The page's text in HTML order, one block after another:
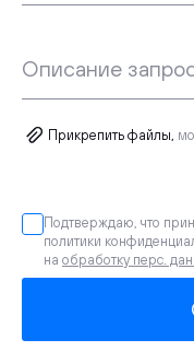
Описание
Прикрепить файлы,
Подтверждаю, что
политики
на обработку перс.